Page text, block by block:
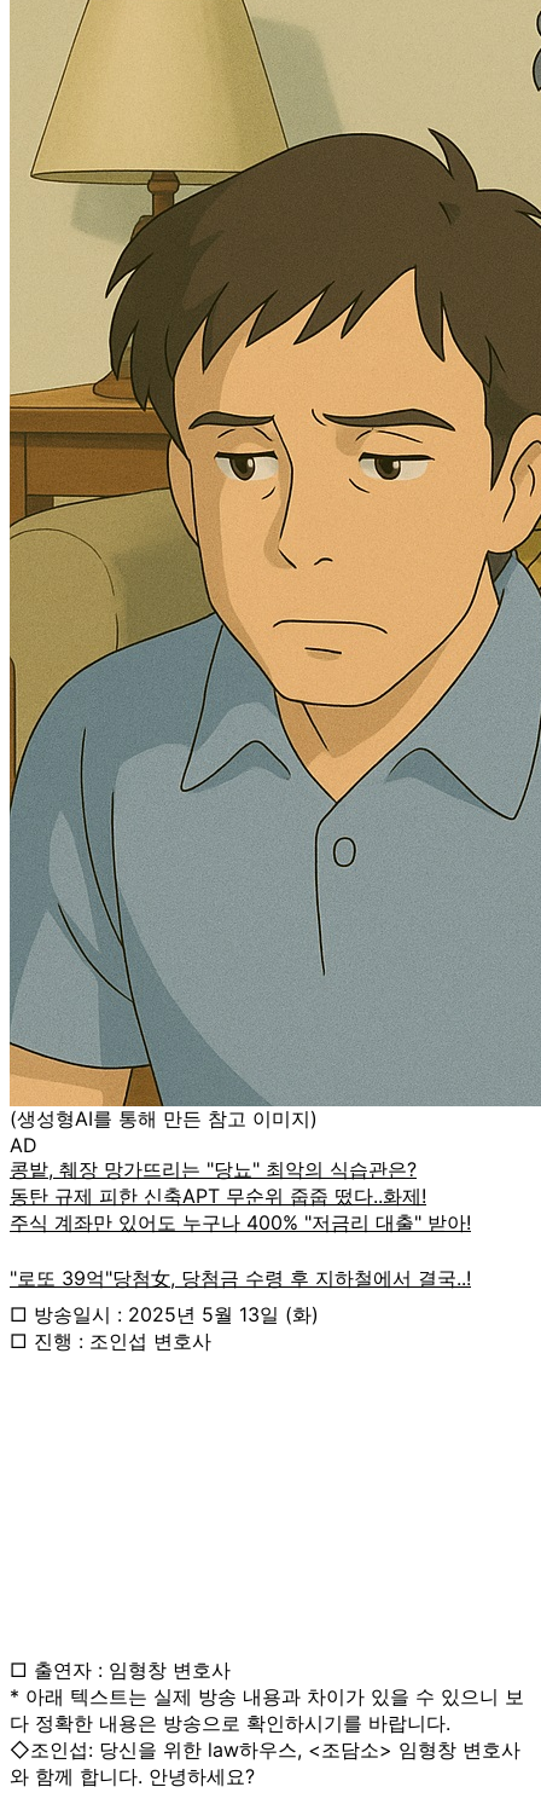
(생성형AI를 통해 만든 참고 이미지)
AD
□ 방송일시 : 2025년 5월 13일 (화)
□ 진행 : 조인섭 변호사
□ 출연자 : 임형창 변호사
* 아래 텍스트는 실제 방송 내용과 차이가 있을 수 있으니 보
다 정확한 내용은 방송으로 확인하시기를 바랍니다.
◇조인섭: 당신을 위한 law하우스, <조담소> 임형창 변호사
와 함께 합니다. 안녕하세요?